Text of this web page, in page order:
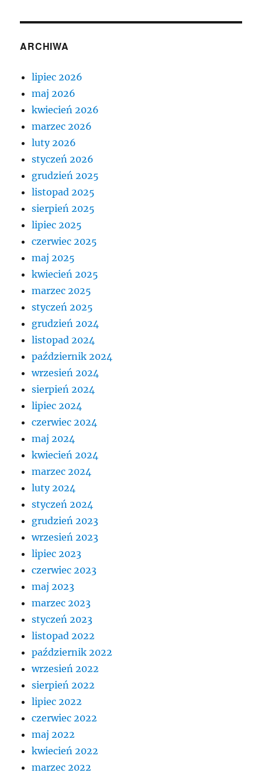
ARCHIWA
lipiec 2026
maj 2026
kwiecień 2026
marzec 2026
luty 2026
styczeń 2026
grudzień 2025
listopad 2025
sierpień 2025
lipiec 2025
czerwiec 2025
maj 2025
kwiecień 2025
marzec 2025
styczeń 2025
grudzień 2024
listopad 2024
październik 2024
wrzesień 2024
sierpień 2024
lipiec 2024
czerwiec 2024
maj 2024
kwiecień 2024
marzec 2024
luty 2024
styczeń 2024
grudzień 2023
wrzesień 2023
lipiec 2023
czerwiec 2023
maj 2023
marzec 2023
styczeń 2023
listopad 2022
październik 2022
wrzesień 2022
sierpień 2022
lipiec 2022
czerwiec 2022
maj 2022
kwiecień 2022
marzec 2022